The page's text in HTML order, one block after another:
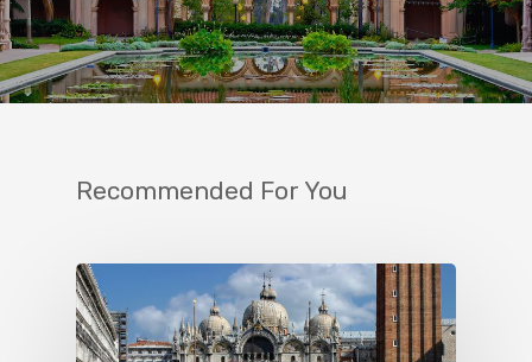
Recommended For You